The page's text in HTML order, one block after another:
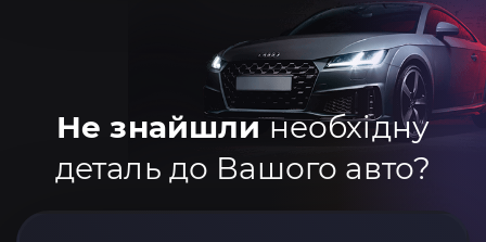
Не знайшлинеобхідну
деталь до Вашого авто?